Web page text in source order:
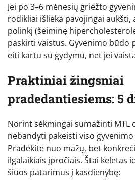
Jei po 3–6 mėnesių griežto
rodikliai išlieka pavojingai
polinkį (šeiminę
paskirti vaistus. Gyvenimo būdo
eiti kartu su gydymu, net jei
Praktiniai žingsniai
pradedantiesiems: 5
Norint sėkmingai sumažinti MTL
nebandyti pakeisti viso
Pradėkite nuo mažų, bet
ilgalaikiais įpročiais. Štai keletas
šiuos patarimus į kasdienybę: